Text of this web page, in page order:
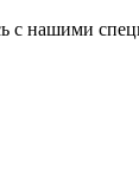
с нашими